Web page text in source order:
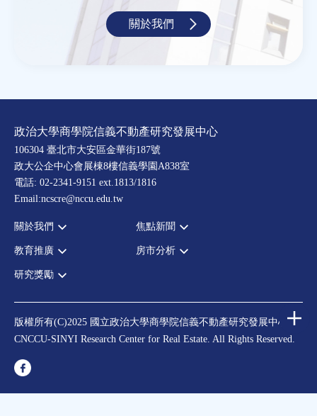
關於我們
政治大學商學院信義不動產研究發展中心
106304 臺北市大安區金華街187號
政大公企中心會展棟8樓信義學園A838室
電話: 02-2341-9151 ext.1813/1816
Email:ncscre@nccu.edu.tw
關於我們
宗旨願景
設置辦法
指導委員
中心成員
聯絡我們
焦點新聞
全部新聞
法律新訊
教育推廣
全部活動
理財規劃講座
不動產學程支援
房市分析
研究獎勵
住宅學會論文獎支援
都市計劃學會論文獎支援
版權所有(C)2025 國立政治大學商學院信義不動產研究發展中心
CNCCU-SINYI Research Center for Real Estate. All Rights Reserved.